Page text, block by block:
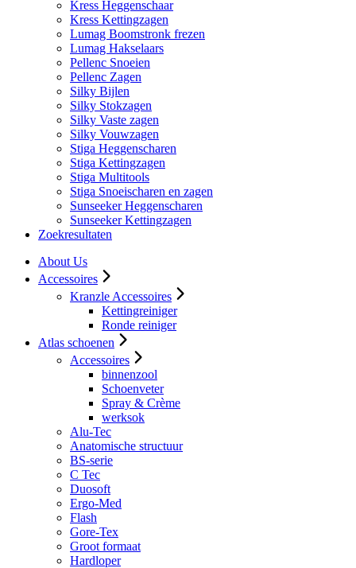
Kress Heggenschaar
Kress Kettingzagen
Lumag Boomstronk frezen
Lumag Hakselaars
Pellenc Snoeien
Pellenc Zagen
Silky Bijlen
Silky Stokzagen
Silky Vaste zagen
Silky Vouwzagen
Stiga Heggenscharen
Stiga Kettingzagen
Stiga Multitools
Stiga Snoeischaren en zagen
Sunseeker Heggenscharen
Sunseeker Kettingzagen
Zoekresultaten
About Us
Accessoires
Kranzle Accessoires
Kettingreiniger
Ronde reiniger
Atlas schoenen
Accessoires
binnenzool
Schoenveter
Spray & Crème
werksok
Alu-Tec
Anatomische structuur
BS-serie
C Tec
Duosoft
Ergo-Med
Flash
Gore-Tex
Groot formaat
Hardloper